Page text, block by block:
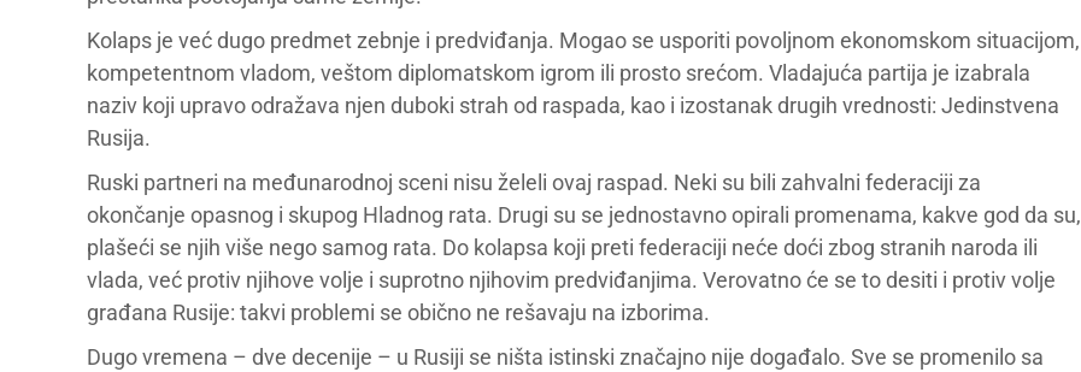
Kolaps je već dugo predmet zebnje i predviđanja. Mogao se usporiti povoljnom ekonomskom situacijom,
kompetentnom vladom, veštom diplomatskom igrom ili prosto srećom. Vladajuća partija je izabrala
naziv koji upravo odražava njen duboki strah od raspada, kao i izostanak drugih vrednosti: Jedinstvena
Rusija.
Ruski partneri na međunarodnoj sceni nisu želeli ovaj raspad. Neki su bili zahvalni federaciji za
okončanje opasnog i skupog Hladnog rata. Drugi su se jednostavno opirali promenama, kakve god da su,
plašeći se njih više nego samog rata. Do kolapsa koji preti federaciji neće doći zbog stranih naroda ili
vlada, već protiv njihove volje i suprotno njihovim predviđanjima. Verovatno će se to desiti i protiv volje
građana Rusije: takvi problemi se obično ne rešavaju na izborima.
Dugo vremena – dve decenije – u Rusiji se ništa istinski značajno nije događalo. Sve se promenilo sa